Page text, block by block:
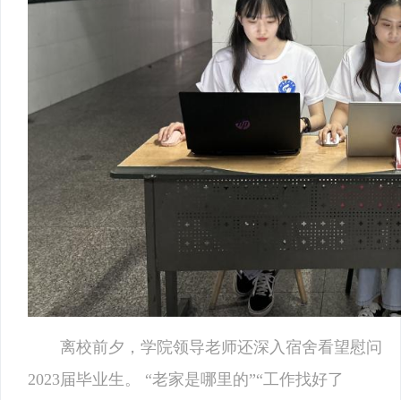
离校前夕，学院领导老师还深入宿舍看望慰问
2023届毕业生。 “老家是哪里的”“工作找好了